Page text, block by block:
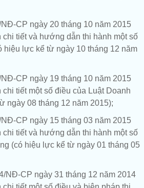
CP ngày 20 tháng 10 năm 2015
tiết và hướng dẫn thi hành một số
hiệu lực kể từ ngày 10 tháng 12 năm
CP ngày 19 tháng 10 năm 2015
tiết một số điều của Luật Doanh
ngày 08 tháng 12 năm 2015);
CP ngày 15 tháng 03 năm 2015
tiết và hướng dẫn thi hành một số
(có hiệu lực kể từ ngày 01 tháng 05
NĐ-CP ngày 31 tháng 12 năm 2014